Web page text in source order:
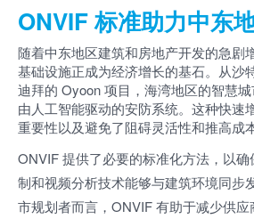
ONVIF 标准助力中东
随着中东地区建筑和房地产开发的急剧
基础设施正成为经济增长的基石。从沙
迪拜的 Oyoon 项目，海湾地区的智慧城
由人工智能驱动的安防系统。这种快速
重要性以及避免了阻碍灵活性和推高成
ONVIF 提供了必要的标准化方法，以
制和视频分析技术能够与建筑环境同步
市规划者而言，ONVIF 有助于减少供